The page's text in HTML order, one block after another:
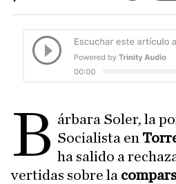
B árbara Soler, la
Socialista en
ha salido a
vertidas sobre la